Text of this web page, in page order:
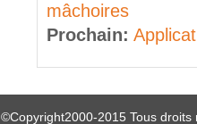
mâchoires
Prochain:
©Copyright2000-2015 Tous